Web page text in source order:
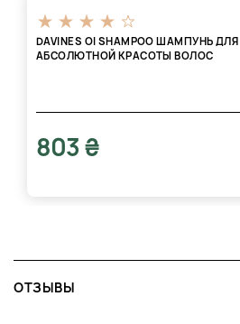
DAVINES OI SHAMPOO ШАМПУНЬ ДЛЯ
АБСОЛЮТНОЙ КРАСОТЫ ВОЛОС
803 ₴
ОТЗЫВЫ